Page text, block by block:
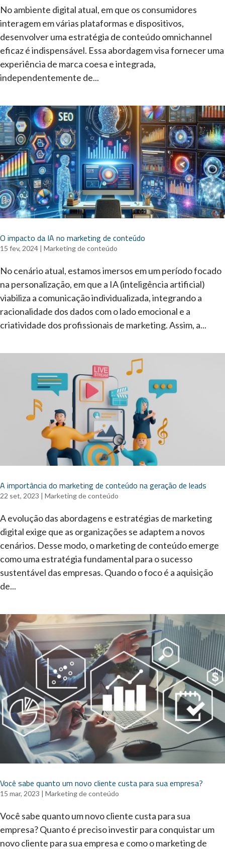
No ambiente digital atual, em que os consumidores
interagem em várias plataformas e dispositivos,
desenvolver uma estratégia de conteúdo omnichannel
eficaz é indispensável. Essa abordagem visa fornecer uma
experiência de marca coesa e integrada,
independentemente de...
O impacto da IA no marketing de conteúdo
15 fev, 2024 | Marketing de conteúdo
No cenário atual, estamos imersos em um período focado
na personalização, em que a IA (inteligência artificial)
viabiliza a comunicação individualizada, integrando a
racionalidade dos dados com o lado emocional e a
criatividade dos profissionais de marketing. Assim, a...
A importância do marketing de conteúdo na geração de leads
22 set, 2023 | Marketing de conteúdo
A evolução das abordagens e estratégias de marketing
digital exige que as organizações se adaptem a novos
cenários. Desse modo, o marketing de conteúdo emerge
como uma estratégia fundamental para o sucesso
sustentável das empresas. Quando o foco é a aquisição
de...
Você sabe quanto um novo cliente custa para sua empresa?
15 mar, 2023 | Marketing de conteúdo
Você sabe quanto um novo cliente custa para sua
empresa? Quanto é preciso investir para conquistar um
novo cliente para sua empresa e como o marketing de